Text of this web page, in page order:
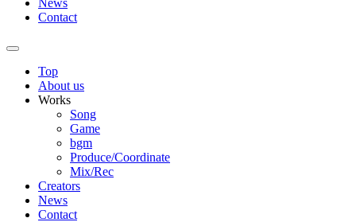
News
Contact
Top
About us
Works
Song
Game
bgm
Produce/Coordinate
Mix/Rec
Creators
News
Contact